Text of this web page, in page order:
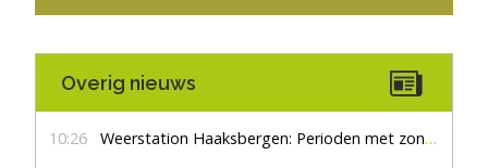
Overig nieuws
10:26 Weerstation Haaksbergen: Perioden met zon en droog